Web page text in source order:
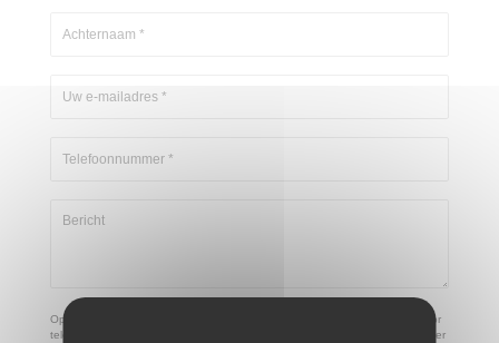
Op grond van de privacywetgeving heeft u het recht om u af te melden voor
telefonische marketing via het Bel-me-niet Register:
. Voor meer